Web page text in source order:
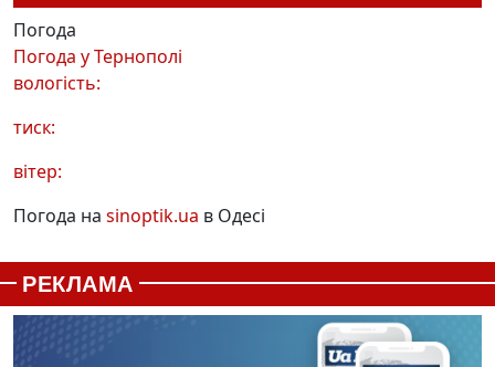
Погода
Погода уТернополі
вологість:
тиск:
вітер:
Погода на sinoptik.ua в Одесі
РЕКЛАМА